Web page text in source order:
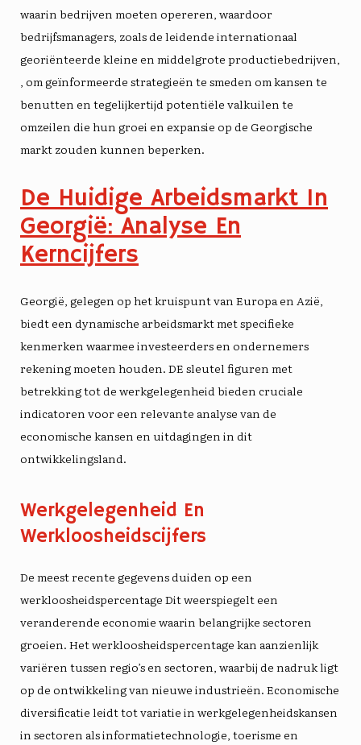
waarin bedrijven moeten opereren, waardoor
bedrijfsmanagers, zoals de leidende internationaal
georiënteerde kleine en middelgrote productiebedrijven,
, om geïnformeerde strategieën te smeden om kansen te
benutten en tegelijkertijd potentiële valkuilen te
omzeilen die hun groei en expansie op de Georgische
markt zouden kunnen beperken.
De Huidige Arbeidsmarkt In
Georgië: Analyse En
Kerncijfers
Georgië, gelegen op het kruispunt van Europa en Azië,
biedt een dynamische arbeidsmarkt met specifieke
kenmerken waarmee investeerders en ondernemers
rekening moeten houden. DE sleutel figuren met
betrekking tot de werkgelegenheid bieden cruciale
indicatoren voor een relevante analyse van de
economische kansen en uitdagingen in dit
ontwikkelingsland.
Werkgelegenheid En
Werkloosheidscijfers
De meest recente gegevens duiden op een
werkloosheidspercentage Dit weerspiegelt een
veranderende economie waarin belangrijke sectoren
groeien. Het werkloosheidspercentage kan aanzienlijk
variëren tussen regio’s en sectoren, waarbij de nadruk ligt
op de ontwikkeling van nieuwe industrieën. Economische
diversificatie leidt tot variatie in werkgelegenheidskansen
in sectoren als informatietechnologie, toerisme en